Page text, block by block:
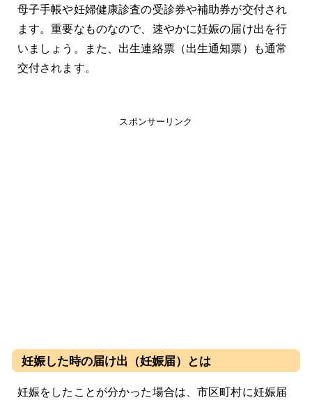
母子手帳や妊婦健康診査の受診券や補助券が交付され
ます。重要なものなので、速やかに妊娠の届け出を行
いましょう。また、出生連絡票（出生通知票）も通常
交付されます。
スポンサーリンク
妊娠した時の届け出（妊娠届）とは
妊娠をしたことが分かった場合は、市区町村に妊娠届